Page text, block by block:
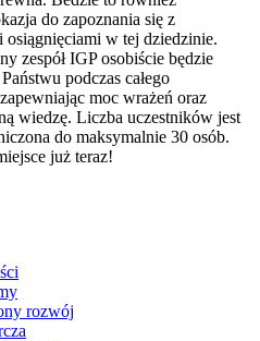
do zapoznania się z
osiągnięciami w tej dziedzinie.
zespół IGP osobiście będzie
podczas całego
moc wrażeń oraz
wiedzę. Liczba uczestników jest
do maksymalnie 30 osób.
już teraz!
rozwój